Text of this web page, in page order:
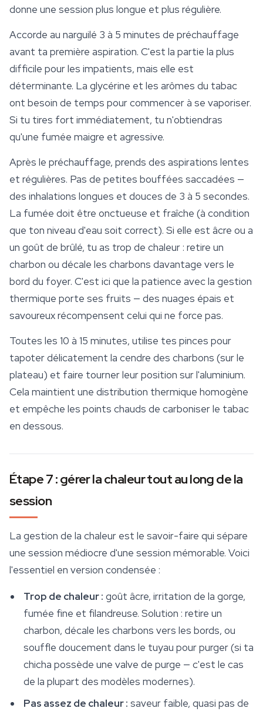
donne une session plus longue et plus régulière.
Accorde au narguilé 3 à 5 minutes de préchauffage
avant ta première aspiration. C'est la partie la plus
difficile pour les impatients, mais elle est
déterminante. La glycérine et les arômes du tabac
ont besoin de temps pour commencer à se vaporiser.
Si tu tires fort immédiatement, tu n'obtiendras
qu'une fumée maigre et agressive.
Après le préchauffage, prends des aspirations lentes
et régulières. Pas de petites bouffées saccadées —
des inhalations longues et douces de 3 à 5 secondes.
La fumée doit être onctueuse et fraîche (à condition
que ton niveau d'eau soit correct). Si elle est âcre ou a
un goût de brûlé, tu as trop de chaleur : retire un
charbon ou décale les charbons davantage vers le
bord du foyer. C'est ici que la patience avec la gestion
thermique porte ses fruits — des nuages épais et
savoureux récompensent celui qui ne force pas.
Toutes les 10 à 15 minutes, utilise tes pinces pour
tapoter délicatement la cendre des charbons (sur le
plateau) et faire tourner leur position sur l'aluminium.
Cela maintient une distribution thermique homogène
et empêche les points chauds de carboniser le tabac
en dessous.
Étape 7 : gérer la chaleur tout au long de la
session
La gestion de la chaleur est le savoir-faire qui sépare
une session médiocre d'une session mémorable. Voici
l'essentiel en version condensée :
Trop de chaleur : goût âcre, irritation de la gorge,
fumée fine et filandreuse. Solution : retire un
charbon, décale les charbons vers les bords, ou
souffle doucement dans le tuyau pour purger (si ta
chicha possède une valve de purge — c'est le cas
de la plupart des modèles modernes).
Pas assez de chaleur : saveur faible, quasi pas de